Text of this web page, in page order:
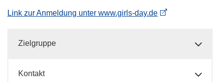
Link zur Anmeldung unter www.girls-day.de
Zielgruppe
Kontakt